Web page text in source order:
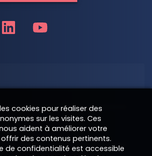
cookies pour réaliser des
sur les visites. Ces
aident à améliorer votre
des contenus pertinents.
de confidentialité est accessible